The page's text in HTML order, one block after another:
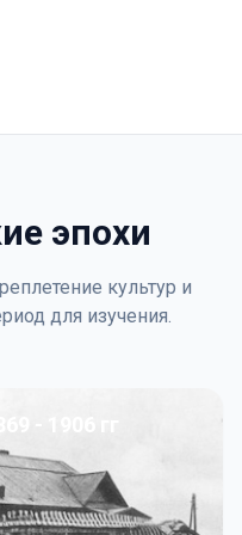
эпохи
культур и
для изучения.
- 1906 гг